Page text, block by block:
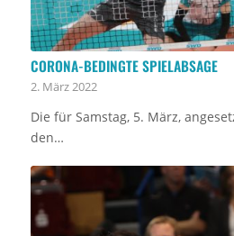
CORONA-BEDINGTE SPIELABSAGE
2. März 2022
Die für Samstag, 5. März,
den…